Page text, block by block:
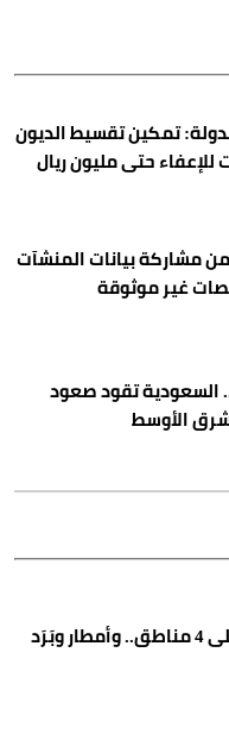
تمكين تقسيط الديون
من مشاركة بيانات المنشآت
غير موثوقة
السعودية تقود صعود
الأوسط
«الأرصاد»: حرارة شديدة على 4 مناطق.. وأمطار وبَرَد